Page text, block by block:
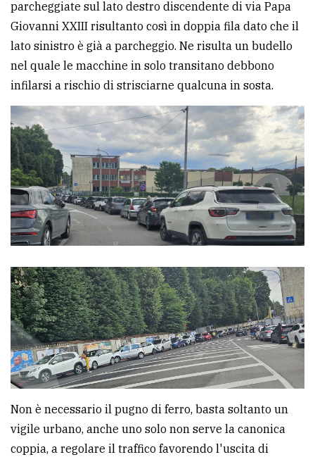
PRIVACY
Privacy
policy
Cookie
policy
parcheggiate sul lato destro discendente di via Papa
Giovanni XXIII risultanto così in doppia fila dato che il
lato sinistro è già a parcheggio. Ne risulta un budello
nel quale le macchine in solo transitano debbono
infilarsi a rischio di strisciarne qualcuna in sosta.
Non è necessario il pugno di ferro, basta soltanto un
vigile urbano, anche uno solo non serve la canonica
coppia, a regolare il traffico favorendo l'uscita di